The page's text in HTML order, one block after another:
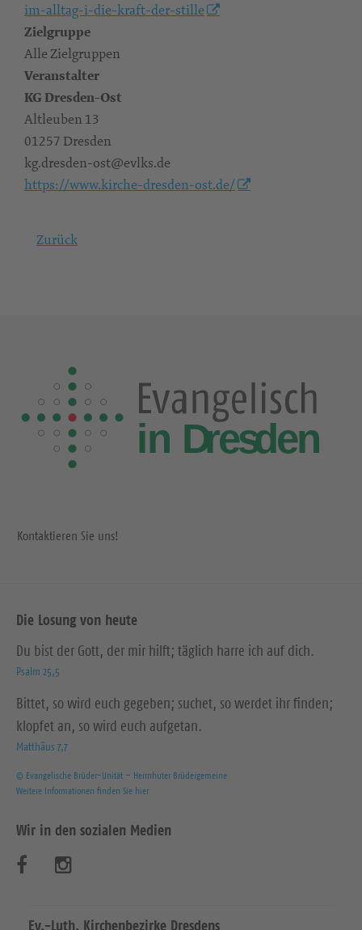
im-alltag-i-die-kraft-der-stille
Zielgruppe
Alle Zielgruppen
Veranstalter
KG Dresden-Ost
Altleuben 13
01257 Dresden
kg.dresden-ost@evlks.de
https://www.kirche-dresden-ost.de/
Zurück
Kontaktieren Sie uns!
Die Losung von heute
Du bist der Gott, der mir hilft; täglich harre ich auf dich.
Psalm 25,5
Bittet, so wird euch gegeben; suchet, so werdet ihr finden;
klopfet an, so wird euch aufgetan.
Matthäus 7,7
© Evangelische Brüder-Unität – Herrnhuter Brüdergemeine
Weitere Informationen finden Sie hier
Wir in den sozialen Medien
Ev.-Luth. Kirchenbezirke Dresdens